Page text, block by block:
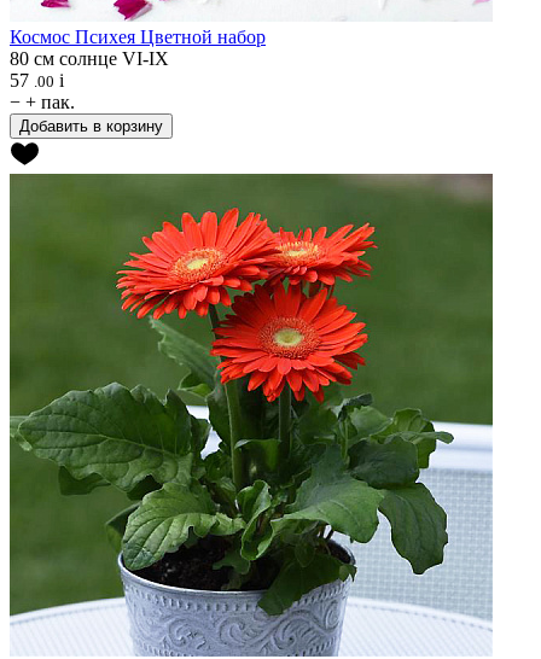
Космос Психея Цветной набор
80 см солнце VI-IX
57 .00 i
− + пак.
Добавить в корзину